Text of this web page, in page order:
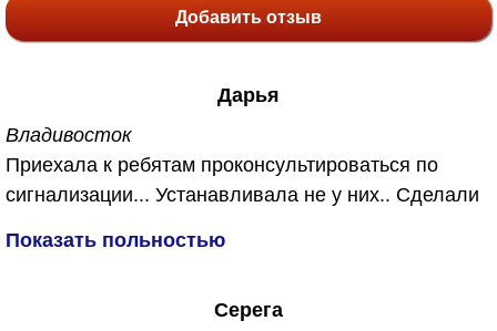
Добавить отзыв
Дарья
Владивосток
Приехала к ребятам проконсультироваться по
сигнализации... Устанавливала не у них.. Сделали
услуга озонирование салона. Не знаю что это
машина у меня после кузовного ремонта я
Показать польностью
Серега